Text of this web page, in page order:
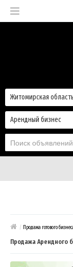
Арендный бизнес
Житомирская область
/ Продажа готового
Продажа Арендного